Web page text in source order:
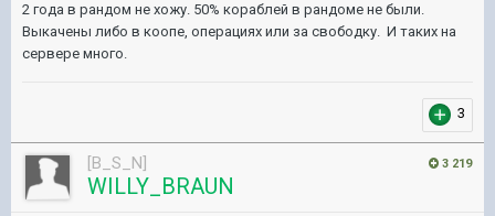
2 года в рандом не хожу. 50% кораблей в рандоме не были.
Выкачены либо в коопе, операциях или за свободку. И таких на
сервере много.
3
3 219
[B_S_N]
WILLY_BRAUN